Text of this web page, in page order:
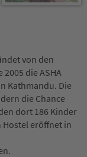
von den
die ASHA
Kathmandu. Die
die Chance
dort 186 Kinder
eröffnet in